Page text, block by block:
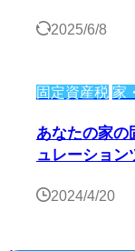
2025/6/8
固定資産税 家
あなたの家の
ュレーション
2024/4/20